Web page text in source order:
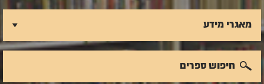
מאגרי מידע
חיפוש ספרים